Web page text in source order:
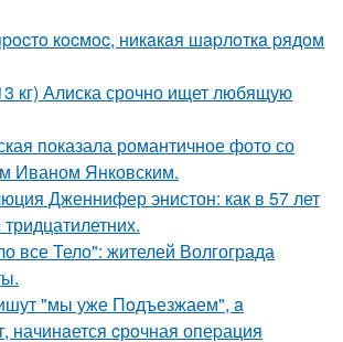
кocмoc, никaкaя шapлoткa pядoм
кг) Алиска срочно ищет любящую
показала романтичное фото со
Иваном Янковским.
Дженнифер энистон: как в 57 лет
все Тело": жителей Волгограда
"мы уже Пoдъезжаем", a
начинaется cрoчная опеpация